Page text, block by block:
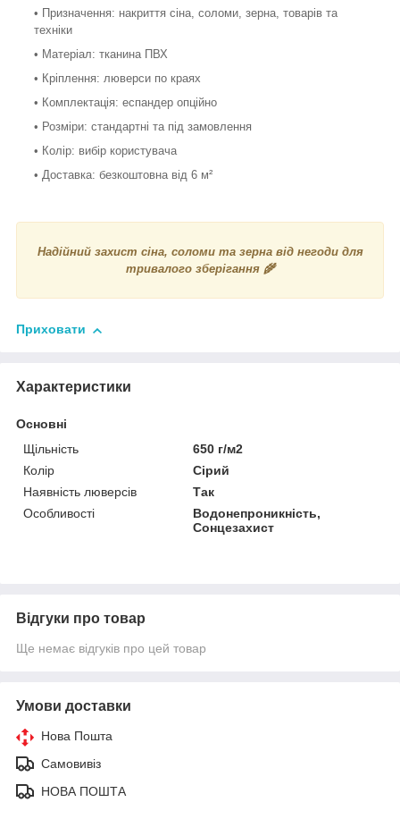
• Призначення: накриття сіна, соломи, зерна, товарів та
техніки
• Матеріал: тканина ПВХ
• Кріплення: люверси по краях
• Комплектація: еспандер опційно
• Розміри: стандартні та під замовлення
• Колір: вибір користувача
• Доставка: безкоштовна від 6 м²
Надійний захист сіна, соломи та зерна від негоди для
тривалого зберігання 🌾
Приховати
Характеристики
Основні
Щільність
650 г/м2
Колір
Сірий
Наявність люверсів
Так
Особливості
Водонепроникність,
Сонцезахист
Відгуки про товар
Ще немає відгуків про цей товар
Умови доставки
Нова Пошта
Самовивіз
НОВА ПОШТА